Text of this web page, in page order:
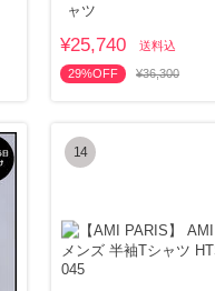
ャツ
¥25,740 送料込
29%OFF ¥36,300
14